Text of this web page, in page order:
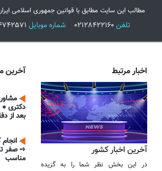
مطالب این سایت مطابق با قوانین جمهوری اسلامی
شماره موبایل تلفن02128422160
اخبار مرتبط
آخرین اخبار کشور
در این بخش نظر شما را به گزیده
آخرین
دکتری ●
بعد از
➺ صفر
مناسب